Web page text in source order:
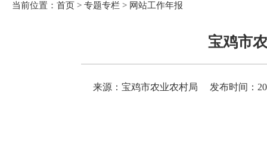
当前位置： 首页 > 专题专栏 > 网站工作年报
宝鸡市
来源：宝鸡市农业农村局 发布时间：